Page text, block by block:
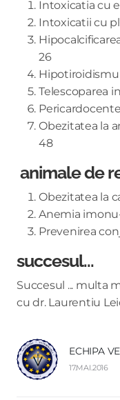
Intoxicatia cu
Intoxicatii cu
26
Telescoparea
Obezitatea la
48
animale de
Obezitatea la
Anemia
Prevenirea
succesul...
Succesul ... multa
cu dr. Laurentiu
ECHIPA
17.MAI.2016